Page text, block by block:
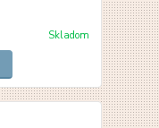
Skladom